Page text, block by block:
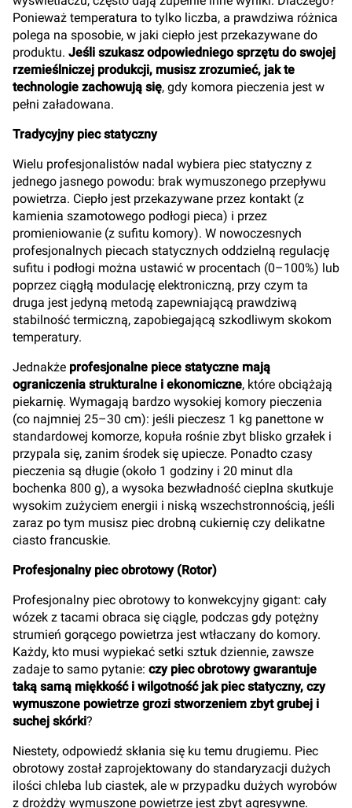
Ponieważ temperatura to tylko liczba, a prawdziwa różnica
polega na sposobie, w jaki ciepło jest przekazywane do
produktu. Jeśli szukasz odpowiedniego sprzętu do swojej
rzemieślniczej produkcji, musisz zrozumieć, jak te
technologie zachowują się, gdy komora pieczenia jest w
pełni załadowana.
Tradycyjny piec statyczny
Wielu profesjonalistów nadal wybiera piec statyczny z
jednego jasnego powodu: brak wymuszonego przepływu
powietrza. Ciepło jest przekazywane przez kontakt (z
kamienia szamotowego podłogi pieca) i przez
promieniowanie (z sufitu komory). W nowoczesnych
profesjonalnych piecach statycznych oddzielną regulację
sufitu i podłogi można ustawić w procentach (0–100%) lub
poprzez ciągłą modulację elektroniczną, przy czym ta
druga jest jedyną metodą zapewniającą prawdziwą
stabilność termiczną, zapobiegającą szkodliwym skokom
temperatury.
Jednakże profesjonalne piece statyczne mają
ograniczenia strukturalne i ekonomiczne, które obciążają
piekarnię. Wymagają bardzo wysokiej komory pieczenia
(co najmniej 25–30 cm): jeśli pieczesz 1 kg panettone w
standardowej komorze, kopuła rośnie zbyt blisko grzałek i
przypala się, zanim środek się upiecze. Ponadto czasy
pieczenia są długie (około 1 godziny i 20 minut dla
bochenka 800 g), a wysoka bezwładność cieplna skutkuje
wysokim zużyciem energii i niską wszechstronnością, jeśli
zaraz po tym musisz piec drobną cukiernię czy delikatne
ciasto francuskie.
Profesjonalny piec obrotowy (Rotor)
Profesjonalny piec obrotowy to konwekcyjny gigant: cały
wózek z tacami obraca się ciągle, podczas gdy potężny
strumień gorącego powietrza jest wtłaczany do komory.
Każdy, kto musi wypiekać setki sztuk dziennie, zawsze
zadaje to samo pytanie: czy piec obrotowy gwarantuje
taką samą miękkość i wilgotność jak piec statyczny, czy
wymuszone powietrze grozi stworzeniem zbyt grubej i
suchej skórki?
Niestety, odpowiedź skłania się ku temu drugiemu. Piec
obrotowy został zaprojektowany do standaryzacji dużych
ilości chleba lub ciastek, ale w przypadku dużych wyrobów
z drożdży wymuszone powietrze jest zbyt agresywne.